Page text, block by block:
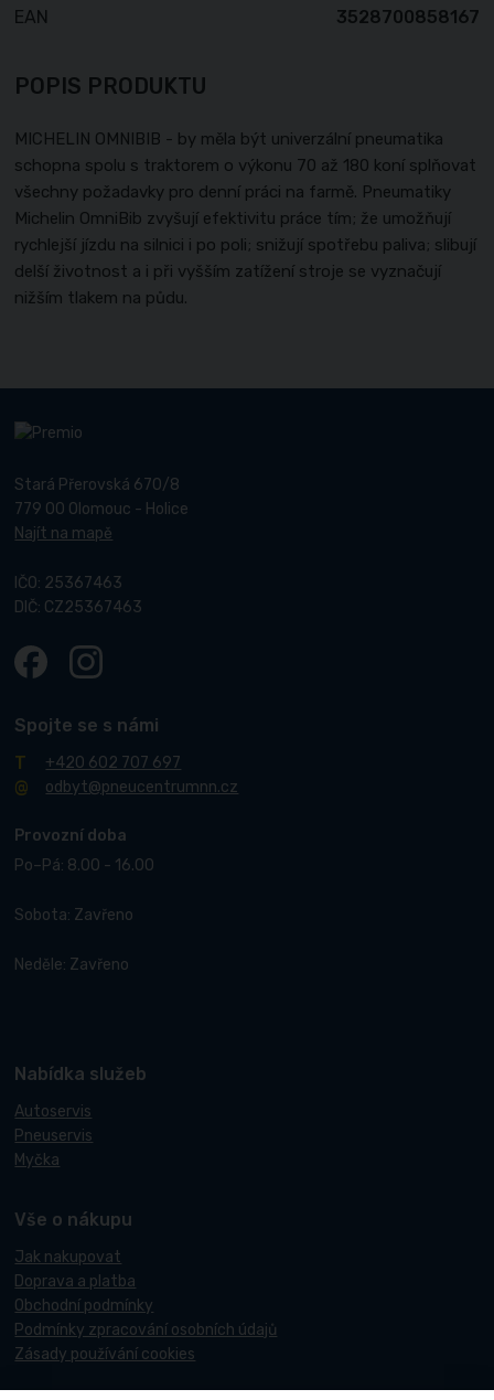
EAN 3528700858167
POPIS PRODUKTU
MICHELIN OMNIBIB - by měla být univerzální pneumatika
schopna spolu s traktorem o výkonu 70 až 180 koní splňovat
všechny požadavky pro denní práci na farmě. Pneumatiky
Michelin OmniBib zvyšují efektivitu práce tím; že umožňují
rychlejší jízdu na silnici i po poli; snižují spotřebu paliva; slibují
delší životnost a i při vyšším zatížení stroje se vyznačují
nižším tlakem na půdu.
Stará Přerovská 670/8
779 00 Olomouc - Holice
Najít na mapě
IČO: 25367463
DIČ: CZ25367463
Spojte se s námi
+420 602 707 697
odbyt@pneucentrumnn.cz
Provozní doba
Po–Pá: 8.00 - 16.00
Sobota: Zavřeno
Neděle: Zavřeno
Nabídka služeb
Autoservis
Pneuservis
Myčka
Vše o nákupu
Jak nakupovat
Doprava a platba
Obchodní podmínky
Podmínky zpracování osobních údajů
Zásady používání cookies